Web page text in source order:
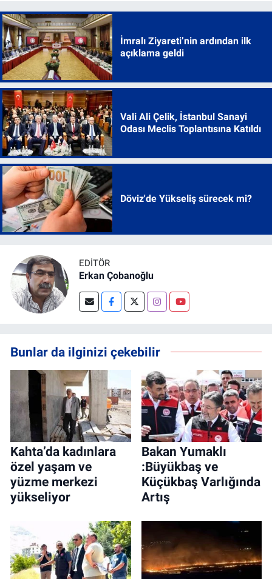
İmralı Ziyareti’nin ardından ilk
açıklama geldi
Vali Ali Çelik, İstanbul Sanayi
Odası Meclis Toplantısına Katıldı
Döviz'de Yükseliş sürecek mi?
EDITÖR
Erkan Çobanoğlu
Bunlar da ilginizi çekebilir
Kahta’da kadınlara
özel yaşam ve
yüzme merkezi
yükseliyor
Bakan Yumaklı
:Büyükbaş ve
Küçükbaş Varlığında
Artış